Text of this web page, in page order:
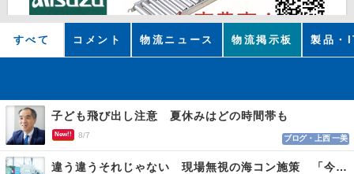
すべて コメント 物流ニュース 物流掲示板 製品・
子ども飛び出し注意 夏休みはどの時間帯も
New!! 8/7 ブログ・上西 一美
違う違うそれじゃない 現場無視の海コン施策 「今でも平均２～３時間は待つ」